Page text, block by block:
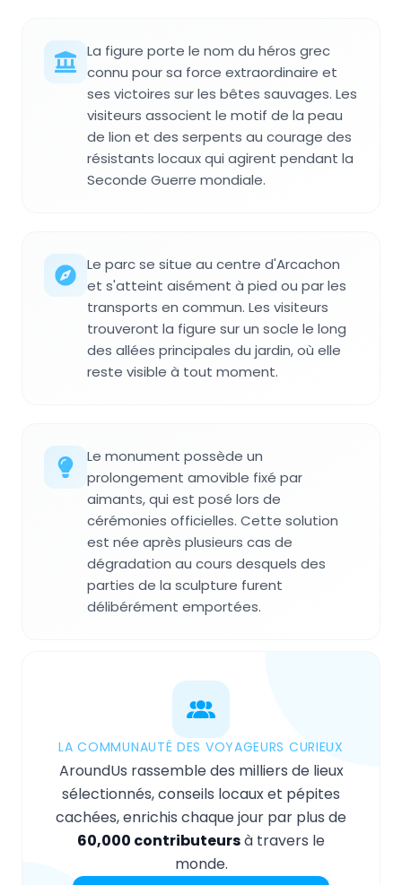
La figure porte le nom du héros grec
connu pour sa force extraordinaire et
ses victoires sur les bêtes sauvages. Les
visiteurs associent le motif de la peau
de lion et des serpents au courage des
résistants locaux qui agirent pendant la
Seconde Guerre mondiale.
Le parc se situe au centre d'Arcachon
et s'atteint aisément à pied ou par les
transports en commun. Les visiteurs
trouveront la figure sur un socle le long
des allées principales du jardin, où elle
reste visible à tout moment.
Le monument possède un
prolongement amovible fixé par
aimants, qui est posé lors de
cérémonies officielles. Cette solution
est née après plusieurs cas de
dégradation au cours desquels des
parties de la sculpture furent
délibérément emportées.
LA COMMUNAUTÉ DES VOYAGEURS CURIEUX
AroundUs rassemble des milliers de lieux
sélectionnés, conseils locaux et pépites
cachées, enrichis chaque jour par plus de
60,000 contributeursà travers le
monde.